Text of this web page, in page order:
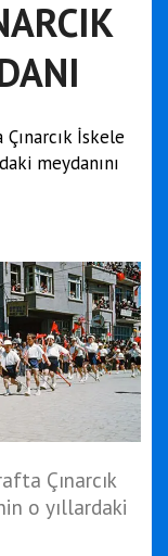
İskele
meydanını
Çınarcık
o yıllardaki